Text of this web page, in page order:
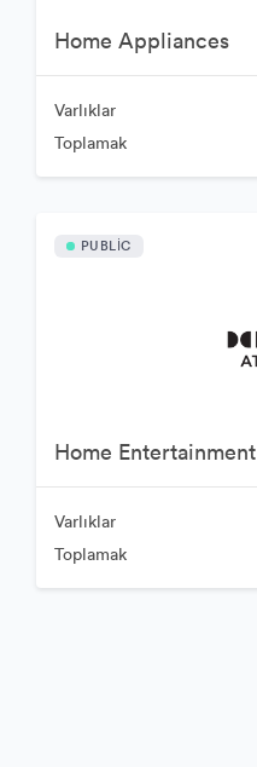
Home Appliances
Varlıklar
Toplamak
PUBLIC
Home Entertainment
Varlıklar
Toplamak